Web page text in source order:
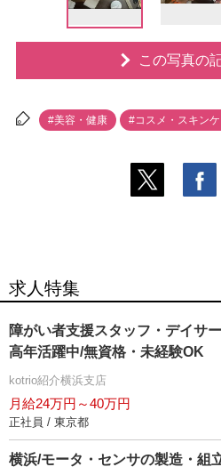
この写真の
#美容・健康 #コスメ・スキン
求人特集
障がい者支援スタッフ・デイサ
高年活躍中/無資格・未経験OK
kotrio紹介横浜支店
月給24万円～40万円
正社員 / 東京都
横浜/モータ・センサの製造・組